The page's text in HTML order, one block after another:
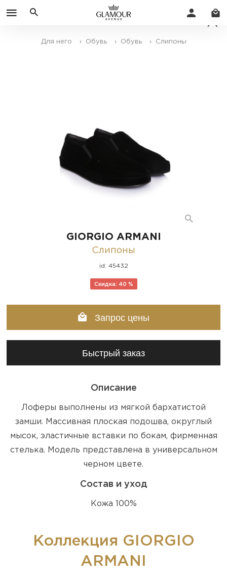
Для него › Обувь › Обувь › Слипоны
GIORGIO ARMANI
Слипоны
id: 45432
Скидка: 40 %
Запрос цены
Быстрый заказ
Описание
Лоферы выполнены из мягкой бархатистой
замши. Массивная плоская подошва, округлый
мысок, эластичные вставки по бокам, фирменная
стелька. Модель представлена в универсальном
черном цвете.
Состав и уход
Кожа 100%
Коллекция GIORGIO
ARMANI